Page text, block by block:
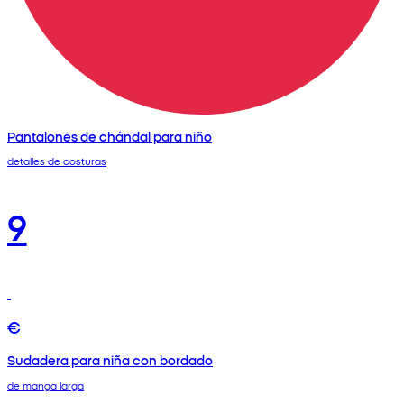
Pantalones de chándal para niño
detalles de costuras
9
€
Sudadera para niña con bordado
de manga larga